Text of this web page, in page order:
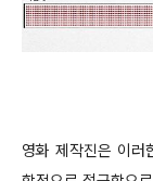
영화 제작진은 이러